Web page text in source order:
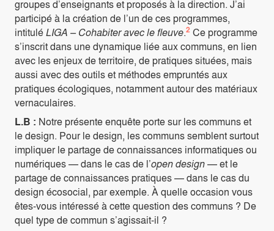
groupes d’enseignants et proposés à la direction. J’ai
participé à la création de l’un de ces programmes,
intituléLIGA – Cohabiter avec le fleuve.2 Ce programme
s’inscrit dans une dynamique liée aux communs, en lien
avec les enjeux de territoire, de pratiques situées, mais
aussi avec des outils et méthodes empruntés aux
pratiques écologiques, notamment autour des matériaux
vernaculaires.
L.B : Notre présente enquête porte sur les communs et
le design. Pour le design, les communs semblent surtout
impliquer le partage de connaissances informatiques ou
numériques — dans le cas de l’open design— et le
partage de connaissances pratiques — dans le cas du
design écosocial, par exemple. À quelle occasion vous
êtes-vous intéressé à cette question des communs ? De
quel type de commun s’agissait-il ?